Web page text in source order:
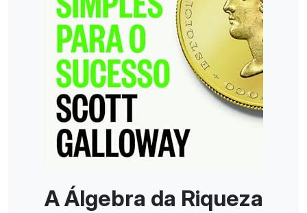
A Álgebra da Riqueza